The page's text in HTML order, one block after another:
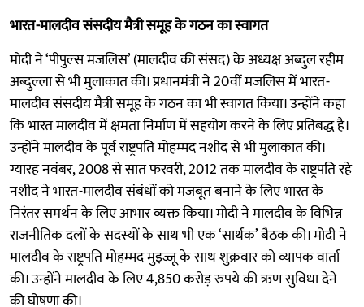
भारत-मालदीव संसदीय मैत्री समूह के गठन का स्वागत
मोदी ने ‘पीपुल्स मजलिस’ (मालदीव की संसद) के अध्यक्ष अब्दुल रहीम
अब्दुल्ला से भी मुलाकात की। प्रधानमंत्री ने 20वीं मजलिस में भारत-
मालदीव संसदीय मैत्री समूह के गठन का भी स्वागत किया। उन्होंने कहा
कि भारत मालदीव में क्षमता निर्माण में सहयोग करने के लिए प्रतिबद्ध है।
उन्होंने मालदीव के पूर्व राष्ट्रपति मोहम्मद नशीद से भी मुलाकात की।
ग्यारह नवंबर, 2008 से सात फरवरी, 2012 तक मालदीव के राष्ट्रपति रहे
नशीद ने भारत-मालदीव संबंधों को मजबूत बनाने के लिए भारत के
निरंतर समर्थन के लिए आभार व्यक्त किया। मोदी ने मालदीव के विभिन्न
राजनीतिक दलों के सदस्यों के साथ भी एक ‘सार्थक’ बैठक की। मोदी ने
मालदीव के राष्ट्रपति मोहम्मद मुइज्जू के साथ शुक्रवार को व्यापक वार्ता
की। उन्होंने मालदीव के लिए 4,850 करोड़ रुपये की ऋण सुविधा देने
की घोषणा की।